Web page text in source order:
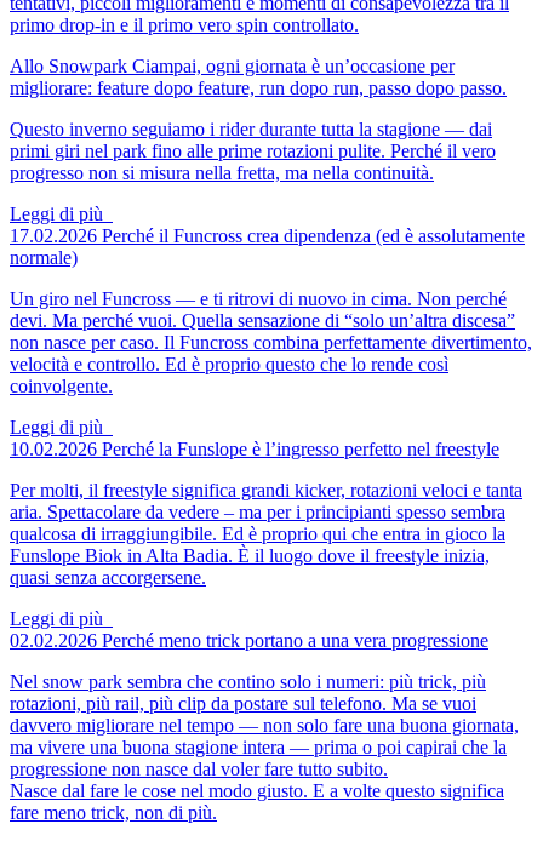
primo drop-in e il primo vero spin controllato.
Allo Snowpark Ciampai, ogni giornata è un’occasione per
migliorare: feature dopo feature, run dopo run, passo dopo passo.
Questo inverno seguiamo i rider durante tutta la stagione — dai
primi giri nel park fino alle prime rotazioni pulite. Perché il vero
progresso non si misura nella fretta, ma nella continuità.
Leggi di più
17.02.2026 Perché il Funcross crea dipendenza (ed è assolutamente
normale)
Un giro nel Funcross — e ti ritrovi di nuovo in cima. Non perché
devi. Ma perché vuoi. Quella sensazione di “solo un’altra discesa”
non nasce per caso. Il Funcross combina perfettamente divertimento,
velocità e controllo. Ed è proprio questo che lo rende così
coinvolgente.
Leggi di più
10.02.2026 Perché la Funslope è l’ingresso perfetto nel freestyle
Per molti, il freestyle significa grandi kicker, rotazioni veloci e tanta
aria. Spettacolare da vedere – ma per i principianti spesso sembra
qualcosa di irraggiungibile. Ed è proprio qui che entra in gioco la
Funslope Biok in Alta Badia. È il luogo dove il freestyle inizia,
quasi senza accorgersene.
Leggi di più
02.02.2026 Perché meno trick portano a una vera progressione
Nel snow park sembra che contino solo i numeri: più trick, più
rotazioni, più rail, più clip da postare sul telefono. Ma se vuoi
davvero migliorare nel tempo — non solo fare una buona giornata,
ma vivere una buona stagione intera — prima o poi capirai che la
progressione non nasce dal voler fare tutto subito.
Nasce dal fare le cose nel modo giusto. E a volte questo significa
fare meno trick, non di più.